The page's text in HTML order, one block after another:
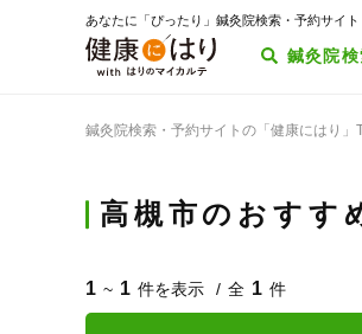
あなたに「ぴったり」鍼灸院検索・予約サイト
鍼灸院検
鍼灸院検索・予約サイトの「健康にはり」
高槻市のおすす
1 ~ 1 件を表示 全 1 件